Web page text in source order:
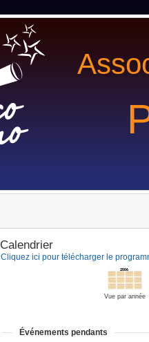
Calendrier
Cliquez ici pour télécharger le
Vue par année
Événements pendants